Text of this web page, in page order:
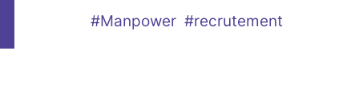
#Manpower #recrutement